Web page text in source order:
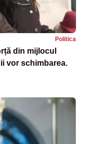
Politica
din mijlocul
vor schimbarea.